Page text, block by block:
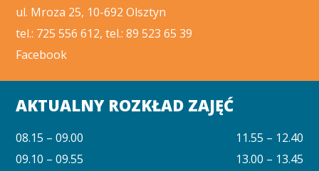
ul. Mroza 25, 10-692 Olsztyn
tel.: 725 556 612, tel.: 89 523 65 39
Facebook
AKTUALNY ROZKŁAD ZAJĘĆ
08.15 – 09.00
09.10 – 09.55
11.55 – 12.40
13.00 – 13.45